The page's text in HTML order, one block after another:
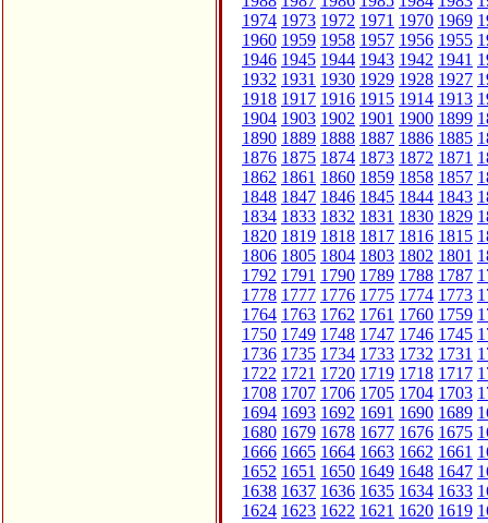
1974 1973 1972 1971 1970 1969
1960 1959 1958 1957 1956 1955
1946 1945 1944 1943 1942 1941
1932 1931 1930 1929 1928 1927
1918 1917 1916 1915 1914 1913
1904 1903 1902 1901 1900 1899
1890 1889 1888 1887 1886 1885
1876 1875 1874 1873 1872 1871
1862 1861 1860 1859 1858 1857
1848 1847 1846 1845 1844 1843
1834 1833 1832 1831 1830 1829
1820 1819 1818 1817 1816 1815
1806 1805 1804 1803 1802 1801
1792 1791 1790 1789 1788 1787
1778 1777 1776 1775 1774 1773
1764 1763 1762 1761 1760 1759
1750 1749 1748 1747 1746 1745
1736 1735 1734 1733 1732 1731
1722 1721 1720 1719 1718 1717
1708 1707 1706 1705 1704 1703
1694 1693 1692 1691 1690 1689
1680 1679 1678 1677 1676 1675
1666 1665 1664 1663 1662 1661
1652 1651 1650 1649 1648 1647
1638 1637 1636 1635 1634 1633
1624 1623 1622 1621 1620 1619